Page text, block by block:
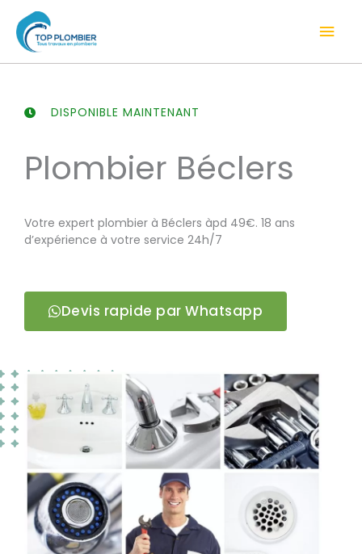
contenu
DISPONIBLE MAINTENANT
Plombier Béclers
Votre expert plombier à Béclers àpd 49€. 18 ans
d’expérience à votre service 24h/7
Devis rapide par Whatsapp